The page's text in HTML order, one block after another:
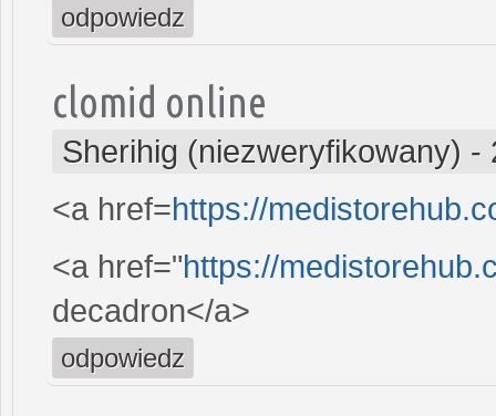
odpowiedz
clomid online
Sherihig (niezweryfikowany) -
<a href=https://
<a href="https://
decadron</a>
odpowiedz